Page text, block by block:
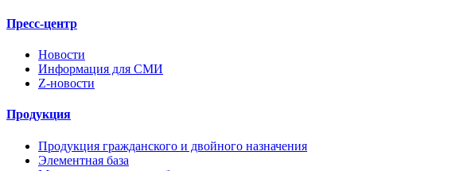
Пресс-центр
Новости
Информация для СМИ
Z-новости
Продукция
Продукция гражданского и двойного назначения
Элементная база